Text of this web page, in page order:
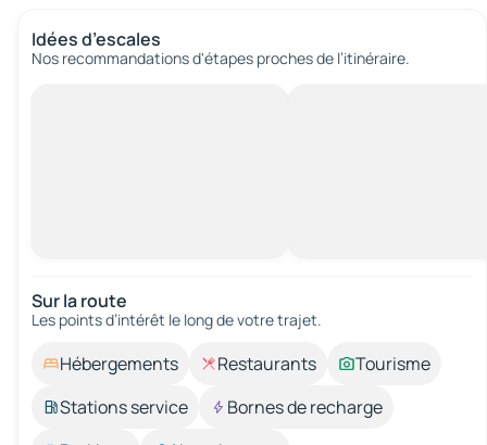
Idées d’escales
Nos recommandations d'étapes proches de l’itinéraire.
Sur la route
Les points d’intérêt le long de votre trajet.
Hébergements Restaurants
Tourisme
Stations service
Bornes de recharge